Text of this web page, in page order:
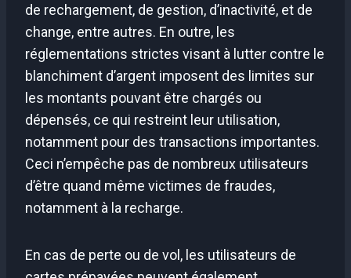
de rechargement, de gestion, d’inactivité, et de
change, entre autres. En outre, les
réglementations strictes visant à lutter contre le
blanchiment d’argent imposent des limites sur
les montants pouvant être chargés ou
dépensés, ce qui restreint leur utilisation,
notamment pour des transactions importantes.
Ceci n’empêche pas de nombreux utilisateurs
d’être quand même victimes de fraudes,
notamment à la recharge.
En cas de perte ou de vol, les utilisateurs de